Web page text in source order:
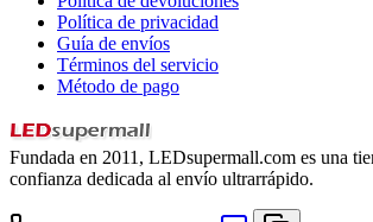
Política de privacidad
Guía de envíos
Términos del servicio
Método de pago
Fundada en 2011, LEDsupermall.com es una
confianza dedicada al envío ultrarrápido.